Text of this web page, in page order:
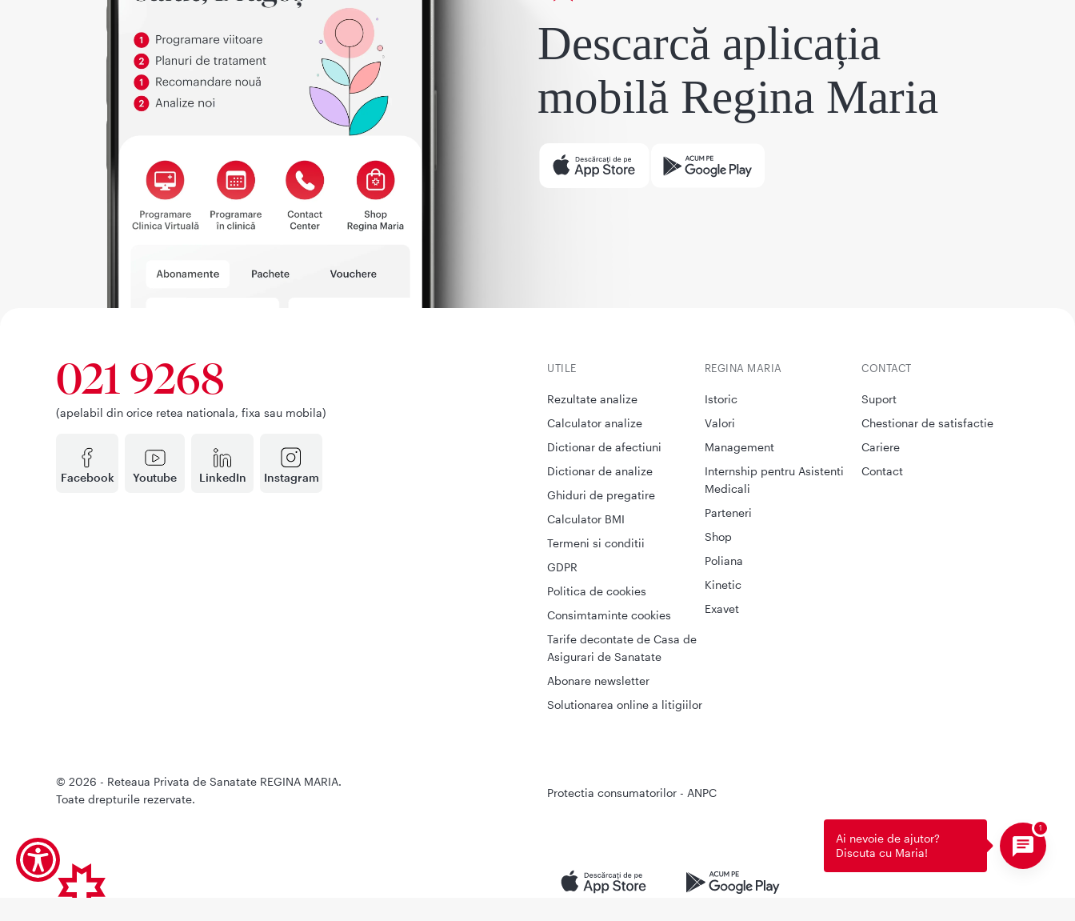
Descarcă aplicația
mobilă Regina Maria
Facebook Youtube LinkedIn Instagram
021 9268
(apelabil din orice retea nationala, fixa sau mobila)
UTILE
Rezultate analize
Calculator analize
Dictionar de afectiuni
Dictionar de analize
Ghiduri de pregatire
Calculator BMI
Termeni si conditii
GDPR
Politica de cookies
Consimtaminte cookies
Tarife decontate de Casa de
Asigurari de Sanatate
Abonare newsletter
Solutionarea online a litigiilor
CONTACT
Suport
Chestionar de satisfactie
Cariere
Contact
REGINA MARIA
Istoric
Valori
Management
Internship pentru Asistenti
Medicali
Parteneri
Shop
Poliana
Kinetic
Exavet
Protectia consumatorilor - ANPC
© 2026 - Reteaua Privata de Sanatate REGINA MARIA.
Toate drepturile rezervate.
Ai nevoie de ajutor?
Discuta cu Maria!